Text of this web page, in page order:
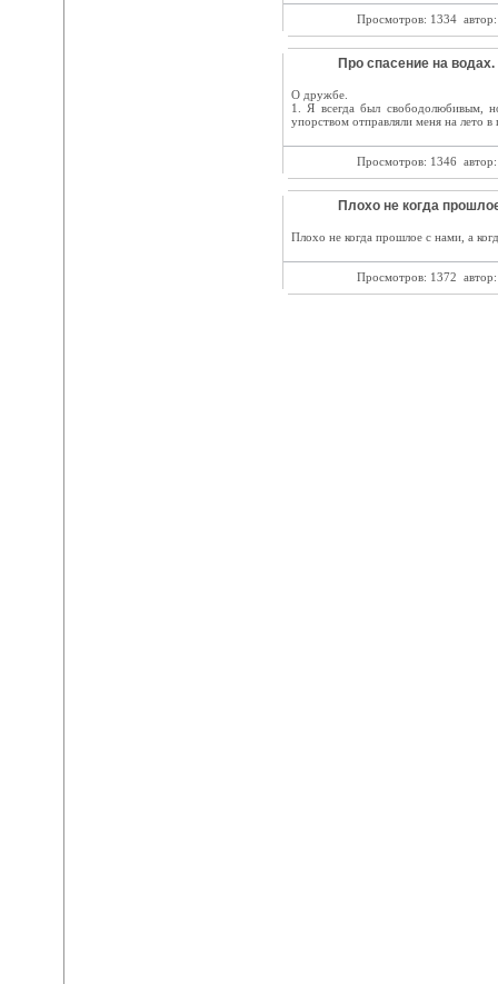
Просмотров: 1334
Про спасение на
О дружбе.
1. Я всегда был свободолюбивым,
упорством отправляли меня на лето в
Просмотров: 1346
Плохо не когда
Плохо не когда прошлое с нами, а
Просмотров: 1372